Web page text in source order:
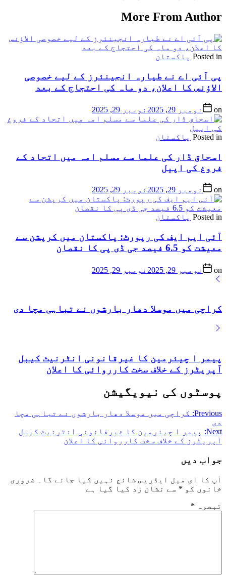
More From Author
Posted in پاکستان
پی آئی اے نے طیارہ انجینئرز کے لیے خصوصی
الاؤنس کا اعلان، دو ماہ کی احتجاج کے بعد
on نومبر 29, 2025 نومبر 29, 2025
Posted in پاکستان
اسحاق ڈار کی علما سے مسلم امہ میں اتحاد کے
فروغ کی اپیل
on نومبر 29, 2025 نومبر 29, 2025
Posted in پاکستان
آئی ایم ایف کی رپورٹ: پاکستان میں کرپشن سے
معیشت کو 6.5 فیصد جی ڈی پی کا نقصان
on نومبر 29, 2025 نومبر 29, 2025
کراچی میں موسلا دھار بارشوں نے تباہی مچا دی
پیمر ا چیئرمین کا غیرقانونی انٹرنیٹ کیبل
آپریٹرز کے خلاف سخت کارروائی کا اعلان
پوسٹوں کی نیویگیشن
Previous: کراچی میں موسلا دھار بارشوں نے تباہی مچا
دی
Next:
پیمر ا چیئرمین کا غیرقانونی انٹرنیٹ کیبل
آپریٹرز کے خلاف سخت کارروائی کا اعلان
جواب دیں
آپ کا ای میل ایڈریس شائع نہیں کیا جائے گا۔
ضروری
خانوں کو * سے نشان زد کیا گیا ہے
تبصرہ *